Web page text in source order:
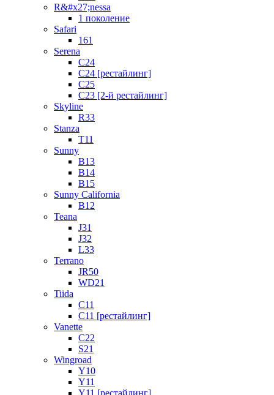
R&#x27;nessa
1 поколение
Safari
161
Serena
C24
C24 [рестайлинг]
C25
С23 [2-й рестайлинг]
Skyline
R33
Stanza
T11
Sunny
B13
B14
B15
Sunny California
B12
Teana
J31
J32
L33
Terrano
JR50
WD21
Tiida
C11
C11 [рестайлинг]
Vanette
C22
S21
Wingroad
Y10
Y11
Y11 [рестайлинг]